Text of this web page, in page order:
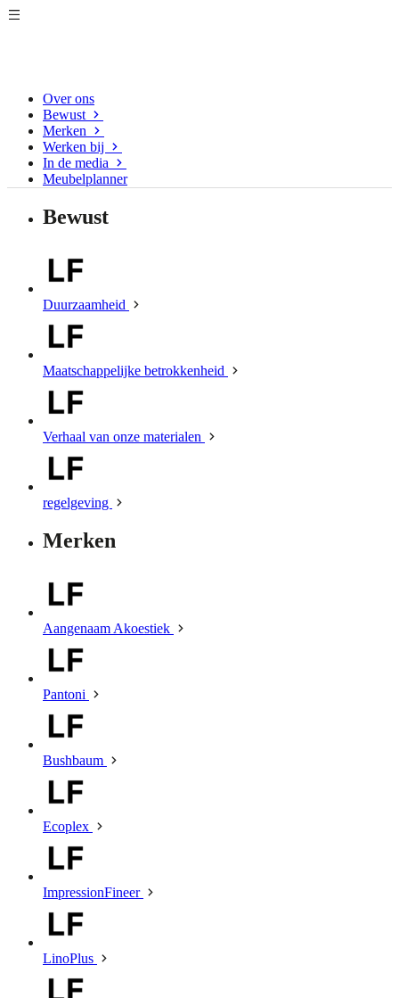
Over ons
Bewust
Merken
Werken bij
In de media
Meubelplanner
Bewust
Duurzaamheid
Maatschappelijke betrokkenheid
Verhaal van onze materialen
regelgeving
Merken
Aangenaam Akoestiek
Pantoni
Bushbaum
Ecoplex
ImpressionFineer
LinoPlus